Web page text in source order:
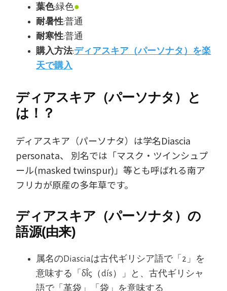
葉色:緑色●
耐暑性:普通
耐寒性:普通
購入方法:ディアスキア（パーソナタ）を楽
天で購入
ディアスキア（パーソナタ）と
は！？
ディアスキア（パーソナタ）は学名Diascia
personata、 別名では「マスク・ツインシュプ
ール(masked twinspur)」等とも呼ばれる南ア
フリカが原産の多年草です。
ディアスキア（パーソナタ）の
語源(由来)
属名のDiasciaは古代ギリシア語で「2」を
意味する「δῐ́ς（dís）」と、古代ギリシャ
語で「革袋」「袋」を意味する